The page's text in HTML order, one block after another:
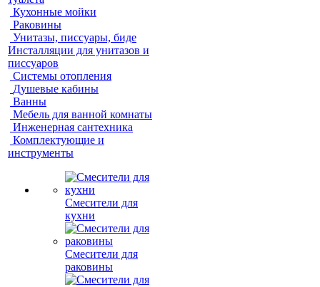
Кухонные мойки
Раковины
Унитазы, писсуары, биде
Инсталляции для унитазов и
писсуаров
Системы отопления
Душевые кабины
Ванны
Мебель для ванной комнаты
Инженерная сантехника
Комплектующие и
инструменты
Смесители для
кухни
Смесители для
раковины